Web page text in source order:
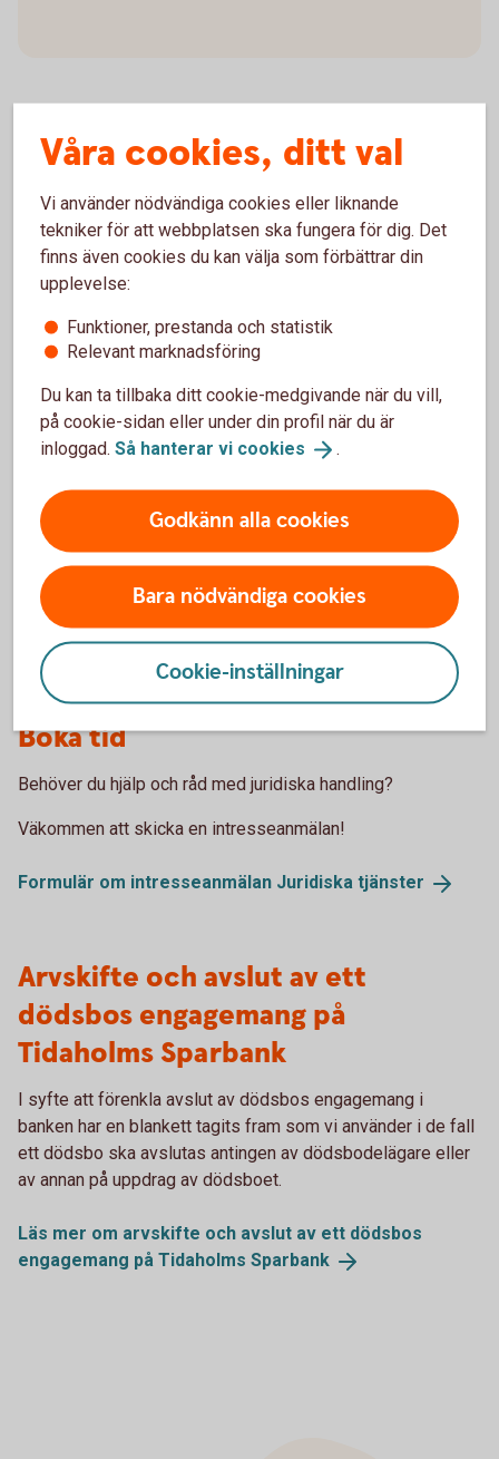
Betalningar i dödsbon
För att betala räkningarna för ett dödsbo behöver ni
komma in på något av våra tre kontor i Tidaholm,
Mullsjö eller Hjo. Alternativt kan ni skicka in
fakturorna och blanketten ”betalningar i dödsbo”.
Ytterligare instruktioner finns på blanketten.
Blankett om Betalningsuppdrag från dödsbo
(pdf)
Boka tid
Behöver du hjälp och råd med juridiska handling?
Väkommen att skicka en intresseanmälan!
Formulär om intresseanmälan Juridiska tjänster
Arvskifte och avslut av ett
dödsbos engagemang på
Tidaholms Sparbank
I syfte att förenkla avslut av dödsbos engagemang i
banken har en blankett tagits fram som vi använder i de fall
ett dödsbo ska avslutas antingen av dödsbodelägare eller
av annan på uppdrag av dödsboet.
Läs mer om arvskifte och avslut av ett dödsbos
engagemang på Tidaholms Sparbank
Våra cookies, ditt val
Vi använder nödvändiga cookies eller liknande
tekniker för att webbplatsen ska fungera för dig. Det
finns även cookies du kan välja som förbättrar din
upplevelse:
Funktioner, prestanda och statistik
Relevant marknadsföring
Du kan ta tillbaka ditt cookie-medgivande när du vill,
på cookie-sidan eller under din profil när du är
inloggad. Så hanterar vi cookies .
Godkänn alla cookies
Bara nödvändiga cookies
Cookie-inställningar